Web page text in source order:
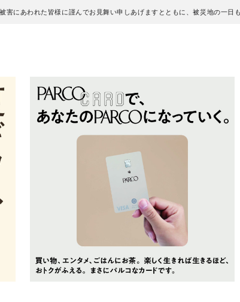
害にあわれた皆様に謹んでお見舞い申しあげますとともに、被災地の一日